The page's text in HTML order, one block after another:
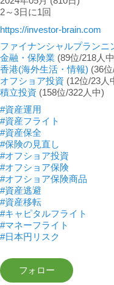
2～3日に1回
https://investor-brain.com
ファイナンシャルプランニ
金融・保険業 (89位/218人
香港(海外生活・情報) (36
オフショア投資 (12位/23人
積立投資 (158位/322人中)
#資産運用
#資産フライト
#資産保全
#保険の見直し
#オフショア投資
#オフショア保険
#オフショア保険商品
#資産逃避
#資産移転
#キャピタルフライト
#マネーフライト
#日本円リスク